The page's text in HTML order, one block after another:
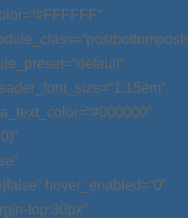
hover_enabled=“0″
top:30px“